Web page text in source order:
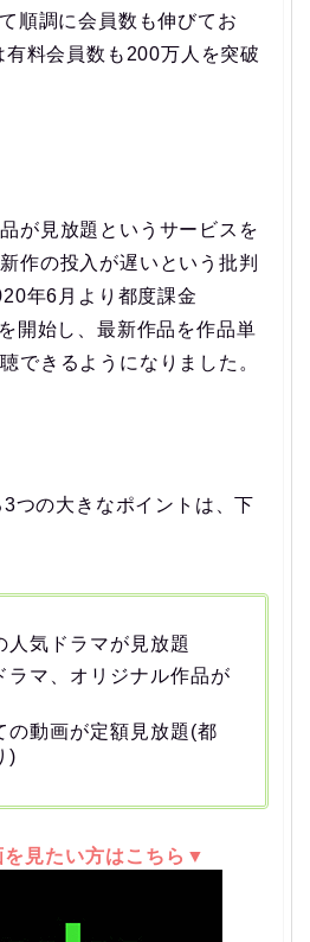
順調に会員数も伸びてお
料会員数も200万人を突破
が見放題というサービスを
作の投入が遅いという批判
年6月より都度課金
開始し、最新作品を作品単
できるようになりました。
つの大きなポイントは、下
人気ドラマが見放題
ラマ、オリジナル作品が
の動画が定額見放題(都
)
見たい方はこちら▼